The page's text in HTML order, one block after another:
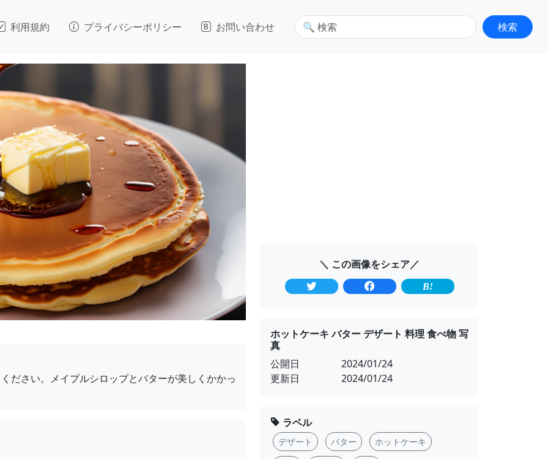
利用規約 プライバシーポリシー お問い合わせ
ださい。メイプルシロップとバターが美しくかかっ
＼ この画像をシェア／
ホットケーキ バター デザート 料理 食べ物 写
真
公開日
2024/01/24
更新日
2024/01/24
ラベル
デザート バター ホットケーキ